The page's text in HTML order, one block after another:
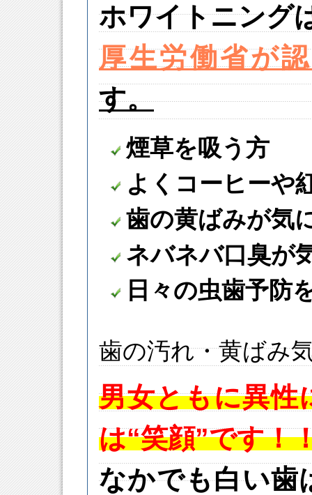
ホワイトニング
厚生労働省が
す。
煙草を吸う方
よくコーヒーや
歯の黄ばみが気
ネバネバ口臭が
日々の虫歯予防
歯の汚れ・黄ばみ
男女ともに異性
は“笑顔”です！
なかでも白い歯